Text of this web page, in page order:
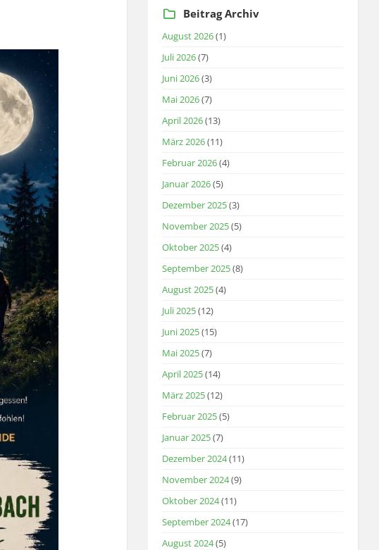
Beitrag Archiv
August 2026(1)
Juli 2026(7)
Juni 2026(3)
Mai 2026(7)
April 2026(13)
März 2026(11)
Februar 2026(4)
Januar 2026(5)
Dezember 2025(3)
November 2025(5)
Oktober 2025(4)
September 2025(8)
August 2025(4)
Juli 2025(12)
Juni 2025(15)
Mai 2025(7)
April 2025(14)
März 2025(12)
Februar 2025(5)
Januar 2025(7)
Dezember 2024(11)
November 2024(9)
Oktober 2024(11)
September 2024(17)
August 2024(5)